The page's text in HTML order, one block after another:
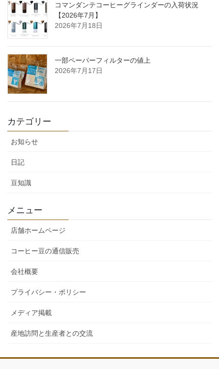
コマンダンテコーヒーグラインダーの入荷状況
【2026年7月】
2026年7月18日
一部ペーパーフィルターの値上
2026年7月17日
カテゴリー
お知らせ
日記
豆知識
メニュー
店舗ホームページ
コーヒー豆の通信販売
会社概要
プライバシー・ポリシー
メディア掲載
産地訪問と生産者との交流